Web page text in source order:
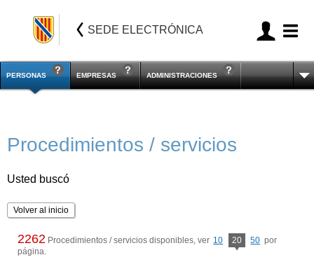
SEDE ELECTRÓNICA
PERSONAS EMPRESAS ADMINISTRACIONES
Procedimientos / servicios
Usted buscó
Volver al inicio
2262 Procedimientos / servicios disponibles, ver 10 20 50 por
página.